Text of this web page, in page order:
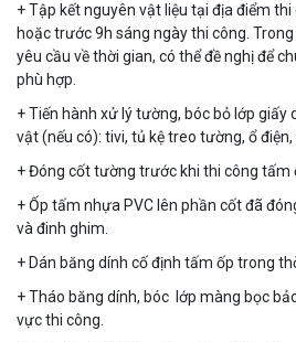
+ Tập kết nguyên vật liệu tại địa điểm
hoặc trước 9h sáng ngày thi công.
yêu cầu về thời gian, có thể đề nghị để
phù hợp.
+ Tiến hành xử lý tường, bóc bỏ lớp giấy
vật (nếu có): tivi, tủ kệ treo tường, ổ
+ Đóng cốt tường trước khi thi công tấm
+ Ốp tấm nhựa PVC lên phần cốt đã
và đinh ghim.
+ Dán băng dính cố định tấm ốp trong
+ Tháo băng dính, bóc lớp màng bọc
vực thi công.